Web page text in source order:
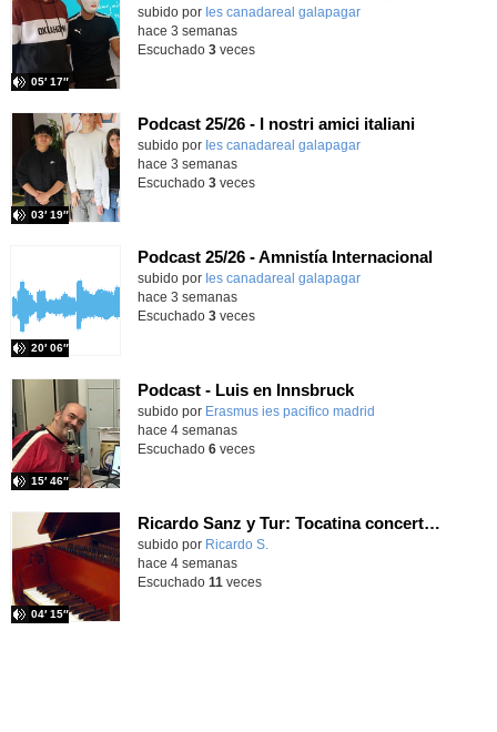
subido por Ies canadareal galapagar
05′ 17″
-
hace 3 semanas
Escuchado 3veces
Podcast 25/26 - I nostri amici italiani
subido por Ies canadareal galapagar
03′ 19″
-
hace 3 semanas
Escuchado 3veces
Podcast 25/26 - Amnistía Internacional
subido por Ies canadareal galapagar
20′ 06″
-
hace 3 semanas
Escuchado 3veces
Podcast - Luis en Innsbruck
subido por Erasmus ies pacifico madrid
15′ 46″
hace 4 semanas
Escuchado 6veces
Ricardo Sanz y Tur: Tocatina concertante al aire español
subido por Ricardo S.
04′ 15″
hace 4 semanas
Escuchado 11 veces